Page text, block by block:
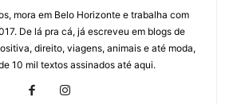
mora em Belo Horizonte e trabalha com
De lá pra cá, já escreveu em blogs de
direito, viagens, animais e até moda,
10 mil textos assinados até aqui.